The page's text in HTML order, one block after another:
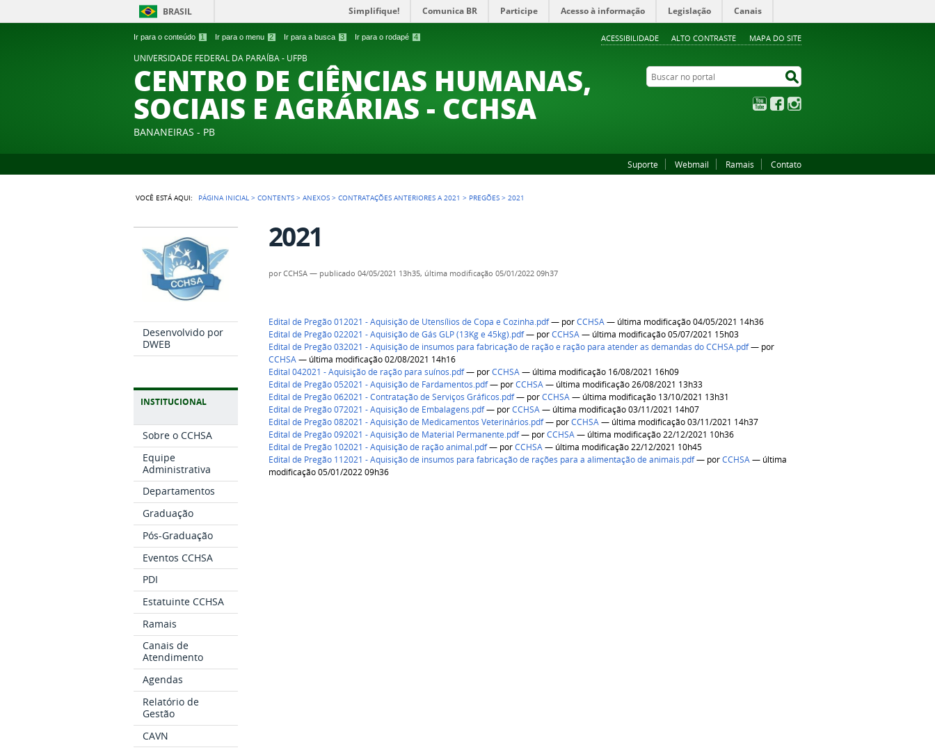
Ir para o conteúdo 1 Ir para o menu 2 Ir para a busca 3 Ir para o rodapé 4 ACESSIBILIDADE ALTO CONTRASTE MAPA DO SITE
BRASIL Simplifique! Comunica BR Participe Acesso à informação Legislação Canais
UNIVERSIDADE FEDERAL DA PARAÍBA - UFPB
CENTRO DE CIÊNCIAS HUMANAS,
SOCIAIS E AGRÁRIAS - CCHSA
BANANEIRAS - PB
Buscar no portal
YouTubeFacebook
Suporte Webmail Ramais Contato
VOCÊ ESTÁ AQUI: PÁGINA INICIAL >CONTENTS >ANEXOS >CONTRATAÇÕES ANTERIORES A 2021 > PREGÕES >2021
Desenvolvido por
DWEB
INSTITUCIONAL
Sobre o CCHSA
Equipe
Administrativa
Departamentos
Graduação
Pós-Graduação
Eventos CCHSA
PDI
Estatuinte CCHSA
Ramais
Canais de
Atendimento
Agendas
Relatório de
Gestão
CAVN
2021
porCCHSA — publicado 04/05/2021 13h35, última modificação 05/01/2022 09h37
Edital de Pregão 012021 - Aquisição de Utensílios de Copa e Cozinha.pdf— porCCHSA— última modificação 04/05/2021 14h36
Edital de Pregão 022021 - Aquisição de Gás GLP (13Kg e 45kg).pdf— porCCHSA— última modificação 05/07/2021 15h03
Edital de Pregão 032021 - Aquisição de insumos para fabricação de ração e ração para atender as demandas do CCHSA.pdf— por
CCHSA— última modificação 02/08/2021 14h16
Edital 042021 - Aquisição de ração para suínos.pdf— porCCHSA— última modificação 16/08/2021 16h09
Edital de Pregão 052021 - Aquisição de Fardamentos.pdf— porCCHSA— última modificação 26/08/2021 13h33
Edital de Pregão 062021 - Contratação de Serviços Gráficos.pdf— porCCHSA— última modificação 13/10/2021 13h31
Edital de Pregão 072021 - Aquisição de Embalagens.pdf— porCCHSA— última modificação 03/11/2021 14h07
Edital de Pregão 082021 - Aquisição de Medicamentos Veterinários.pdf— porCCHSA— última modificação 03/11/2021 14h37
Edital de Pregão 092021 - Aquisição de Material Permanente.pdf— porCCHSA— última modificação 22/12/2021 10h36
Edital de Pregão 102021 - Aquisição de ração animal.pdf— porCCHSA— última modificação 22/12/2021 10h45
Edital de Pregão 112021 - Aquisição de insumos para fabricação de rações para a alimentação de animais.pdf— porCCHSA— última
modificação 05/01/2022 09h36